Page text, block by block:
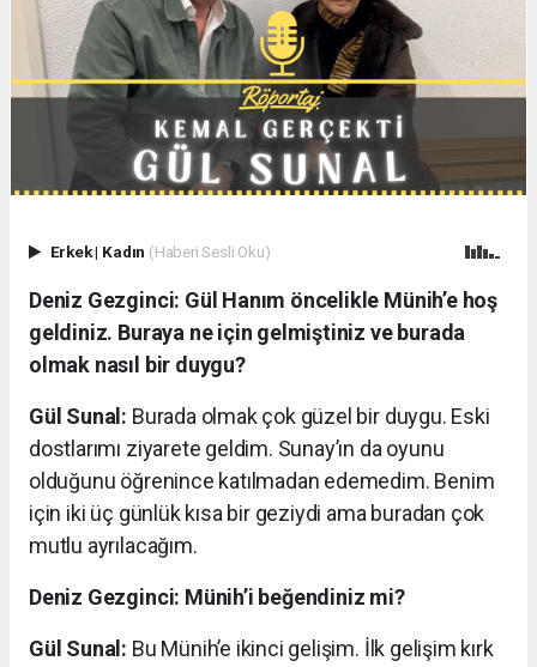
Erkek| Kadın (Haberi Sesli Oku)
Deniz Gezginci: Gül Hanım öncelikle Münih’e hoş
geldiniz. Buraya ne için gelmiştiniz ve burada
olmak nasıl bir duygu?
Gül Sunal: Burada olmak çok güzel bir duygu. Eski
dostlarımı ziyarete geldim. Sunay’ın da oyunu
olduğunu öğrenince katılmadan edemedim. Benim
için iki üç günlük kısa bir geziydi ama buradan çok
mutlu ayrılacağım.
Deniz Gezginci: Münih’i beğendiniz mi?
Gül Sunal: Bu Münih’e ikinci gelişim. İlk gelişim kırk